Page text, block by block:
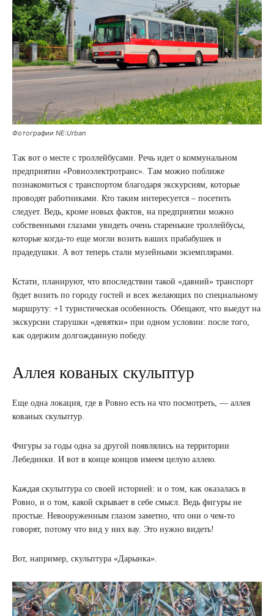
Фотографии NE:Urban
Так вот о месте с троллейбусами. Речь идет о коммунальном
предприятии «Ровноэлектротранс». Там можно поближе
познакомиться с транспортом благодаря экскурсиям, которые
проводят работниками. Кто таким интересуется – посетить
следует. Ведь, кроме новых фактов, на предприятии можно
собственными глазами увидеть очень старенькие троллейбусы,
которые когда-то еще могли возить ваших прабабушек и
прадедушки. А вот теперь стали музейными экземплярами.
Кстати, планируют, что впоследствии такой «давний» транспорт
будет возить по городу гостей и всех желающих по специальному
маршруту: +1 туристическая особенность. Обещают, что выедут на
экскурсии старушки «девятки» при одном условии: после того,
как одержим долгожданную победу.
Аллея кованых скульптур
Еще одна локация, где в Ровно есть на что посмотреть, — аллея
кованых скульптур.
Фигуры за годы одна за другой появлялись на территории
Лебединки. И вот в конце концов имеем целую аллею.
Каждая скульптура со своей историей: и о том, как оказалась в
Ровно, и о том, какой скрывает в себе смысл. Ведь фигуры не
простые. Невооруженным глазом заметно, что они о чем-то
говорят, потому что вид у них вау. Это нужно видеть!
Вот, например, скульптура «Дарынка».